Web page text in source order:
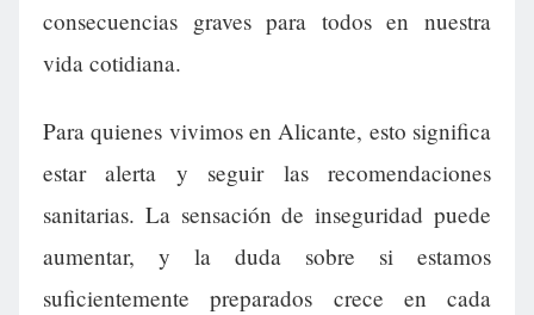
consecuencias graves para todos en nuestra
vida cotidiana.
Para quienes vivimos en Alicante, esto significa
estar alerta y seguir las recomendaciones
sanitarias. La sensación de inseguridad puede
aumentar, y la duda sobre si estamos
suficientemente preparados crece en cada